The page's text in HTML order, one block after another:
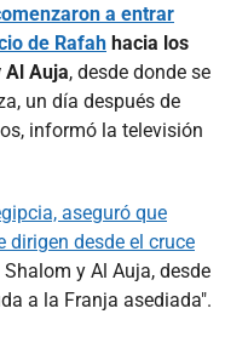
a entrar
de Rafah hacia los
Al Auja, desde donde se
un día después de
informó la televisión
aseguró que
dirigen desde el cruce
y Al Auja, desde
a la Franja asediada".